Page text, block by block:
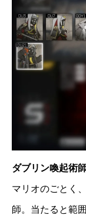
ダブリン喚起術
マリオのごとく
師。当たると範